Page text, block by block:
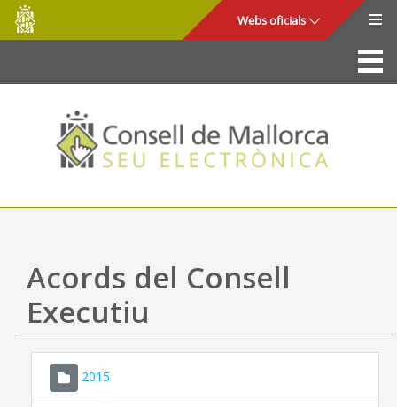
Salta al contingut principal
Consell
de
Mallorca
Webs oficials
La Seu
Consell de Mallorca
Accés i seguretat
Utilitats
Ajuda
Acords del Consell
Executiu
2015